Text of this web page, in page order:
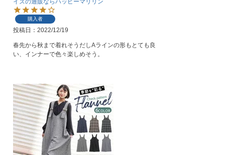
イズの通販ならハッピーマリリン
購入者
投稿日 2022/12/19
春先から秋まで着れそうだしAラインの形もとても良
い、インナーで色々楽しめそう。